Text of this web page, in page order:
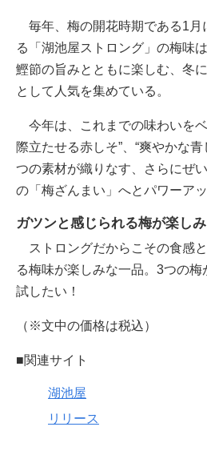
毎年、梅の開花時期である1月
る「湖池屋ストロング」の梅味
鰹節の旨みとともに楽しむ、冬
として人気を集めている。
今年は、これまでの味わいを
際立たせる赤しそ”、“爽やかな青
つの素材が織りなす、さらにぜ
の「梅ざんまい」へとパワーア
ガツンと感じられる梅が楽しみ
ストロングだからこその食感
る梅味が楽しみな一品。3つの梅
試したい！
（※文中の価格は税込）
■関連サイト
湖池屋
リリース